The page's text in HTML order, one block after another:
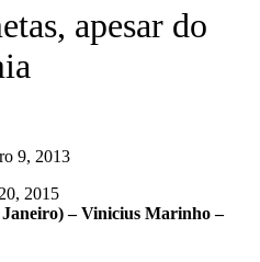
apesar do
9, 2013
2015
– Vinicius Marinho –